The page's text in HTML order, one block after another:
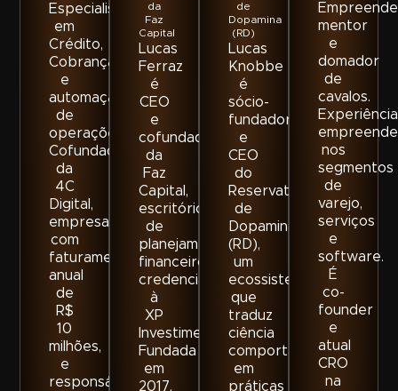
Especialista
em
Crédito,
Cobrança
e
automação
de
operações.
Cofundadora
da
4C
Digital,
empresa
com
faturamento
anual
de
R$
10
milhões,
e
responsável
da
Faz
Capital
Lucas
Ferraz
é
CEO
e
cofundador
da
Faz
Capital,
escritório
de
planejamento
financeiro
credenciado
à
XP
Investimentos.
Fundada
em
2017,
de
Dopamina
(RD)
Lucas
Knobbe
é
sócio-
fundador
e
CEO
do
Reservatório
de
Dopamina
(RD),
um
ecossistema
que
traduz
ciência
comportamental
em
práticas
mentor
e
domador
de
cavalos.
Experiência
nos
segmentos
de
varejo,
serviços
e
software.
É
co-
founder
e
atual
CRO
na